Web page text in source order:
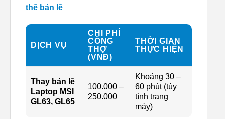
thế bản lề
DỊCH VỤ
CHI PHÍ
CÔNG
THỢ
(VNĐ)
THỜI GIAN
THỰC HIỆN
Thay bản lề
Laptop MSI
GL63, GL65
100.000 –
250.000
Khoảng 30 –
60 phút (tùy
tình trạng
máy)